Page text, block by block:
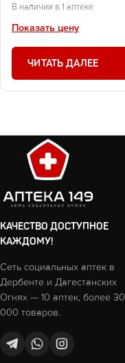
В наличии в 1 аптеке
Показать цену
ЧИТАТЬ ДАЛЕЕ
КАЧЕСТВО ДОСТУПНОЕ
КАЖДОМУ!
Сеть социальных аптек в
Дербенте и Дагестанских
Огнях — 10 аптек, более 30
000 товаров.